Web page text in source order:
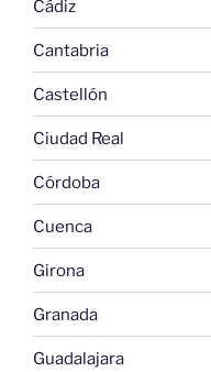
Cádiz
Cantabria
Castellón
Ciudad Real
Córdoba
Cuenca
Girona
Granada
Guadalajara